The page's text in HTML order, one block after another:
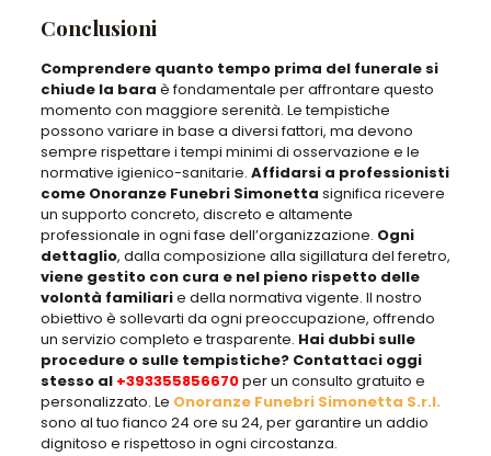
Conclusioni
Comprendere quanto tempo prima del funerale si
chiude la bara è fondamentale per affrontare questo
momento con maggiore serenità. Le tempistiche
possono variare in base a diversi fattori, ma devono
sempre rispettare i tempi minimi di osservazione e le
normative igienico-sanitarie. Affidarsi a professionisti
come Onoranze Funebri Simonetta significa ricevere
un supporto concreto, discreto e altamente
professionale in ogni fase dell’organizzazione. Ogni
dettaglio, dalla composizione alla sigillatura del feretro,
viene gestito con cura e nel pieno rispetto delle
volontà familiarie della normativa vigente. Il nostro
obiettivo è sollevarti da ogni preoccupazione, offrendo
un servizio completo e trasparente. Hai dubbi sulle
procedure o sulle tempistiche? Contattaci oggi
stesso al +393355856670per un consulto gratuito e
personalizzato. Le Onoranze Funebri Simonetta S.r.l.
sono al tuo fianco 24 ore su 24, per garantire un addio
dignitoso e rispettoso in ogni circostanza.